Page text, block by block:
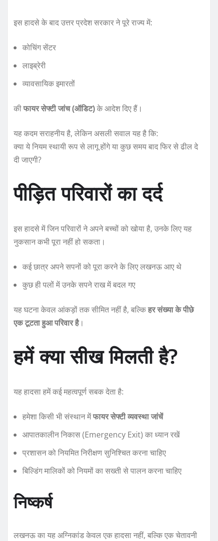
इस हादसे के बाद उत्तर प्रदेश सरकार ने पूरे राज्य में:
कोचिंग सेंटर
लाइब्रेरी
व्यावसायिक इमारतों
कीफायर सेफ्टी जांच (ऑडिट)के आदेश दिए हैं।
यह कदम सराहनीय है, लेकिन असली सवाल यह है कि:
क्या ये नियम स्थायी रूप से लागू होंगे या कुछ समय बाद फिर से ढील दे
दी जाएगी?
पीड़ित परिवारों का दर्द
इस हादसे में जिन परिवारों ने अपने बच्चों को खोया है, उनके लिए यह
नुकसान कभी पूरा नहीं हो सकता।
कई छात्र अपने सपनों को पूरा करने के लिए लखनऊ आए थे
कुछ ही पलों में उनके सपने राख में बदल गए
यह घटना केवल आंकड़ों तक सीमित नहीं है, बल्किहर संख्या के पीछे
एक टूटता हुआ परिवार है।
हमें क्या सीख मिलती है?
यह हादसा हमें कई महत्वपूर्ण सबक देता है:
हमेशा किसी भी संस्थान मेंफायर सेफ्टी व्यवस्था जांचें
आपातकालीन निकास (Emergency Exit) का ध्यान रखें
प्रशासन को नियमित निरीक्षण सुनिश्चित करना चाहिए
बिल्डिंग मालिकों को नियमों का सख्ती से पालन करना चाहिए
निष्कर्ष
लखनऊ का यह अग्निकांड केवल एक हादसा नहीं, बल्कि एक चेतावनी